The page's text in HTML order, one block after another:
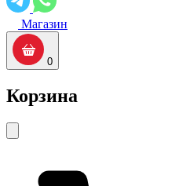
Магазин
0
Корзина